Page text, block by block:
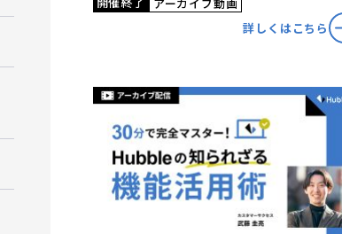
アーカイブ動画
詳しくはこちら